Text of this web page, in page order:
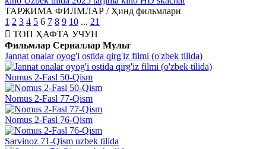
ТАРЖИМА ФИЛМЛАР / Ҳинд фильмлари
1 2 3 4 5 6 7 8 9 10 ... 21
ТОП ҲАФТА УЧУН
Фильмлар Сериаллар Мульт
Jannat onalar oyog'i ostida qirg'iz filmi (o'zbek tilida)
Nomus 2-Fasl 50-Qism
Nomus 2-Fasl 77-Qism
Nomus 2-Fasl 76-Qism
Sarvinoz 71-Qism uzbek tilida